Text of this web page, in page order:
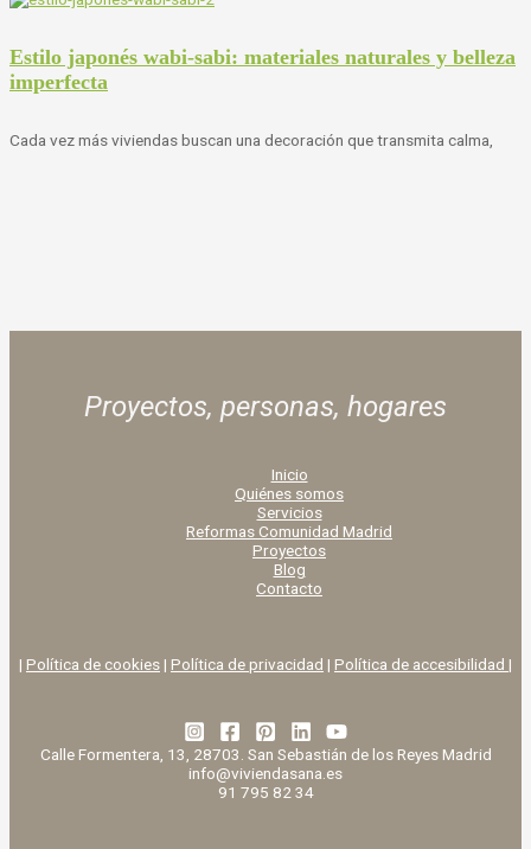
Estilo japonés wabi-sabi: materiales naturales y belleza
imperfecta
Cada vez más viviendas buscan una decoración que transmita calma,
Proyectos, personas, hogares
Inicio
Quiénes somos
Servicios
Reformas Comunidad Madrid
Proyectos
Blog
Contacto
| Política de cookies| Política de privacidad | Política de accesibilidad |
Calle Formentera, 13, 28703. San Sebastián de los Reyes Madrid
info@viviendasana.es
91 795 82 34